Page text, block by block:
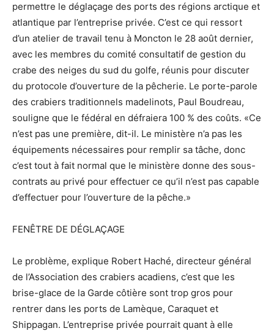
permettre le déglaçage des ports des régions arctique et
atlantique par l’entreprise privée. C’est ce qui ressort
d’un atelier de travail tenu à Moncton le 28 août dernier,
avec les membres du comité consultatif de gestion du
crabe des neiges du sud du golfe, réunis pour discuter
du protocole d’ouverture de la pêcherie. Le porte-parole
des crabiers traditionnels madelinots, Paul Boudreau,
souligne que le fédéral en défraiera 100 % des coûts. «Ce
n’est pas une première, dit-il. Le ministère n’a pas les
équipements nécessaires pour remplir sa tâche, donc
c’est tout à fait normal que le ministère donne des sous-
contrats au privé pour effectuer ce qu’il n’est pas capable
d’effectuer pour l’ouverture de la pêche.»
FENÊTRE DE DÉGLAÇAGE
Le problème, explique Robert Haché, directeur général
de l’Association des crabiers acadiens, c’est que les
brise-glace de la Garde côtière sont trop gros pour
rentrer dans les ports de Lamèque, Caraquet et
Shippagan. L’entreprise privée pourrait quant à elle